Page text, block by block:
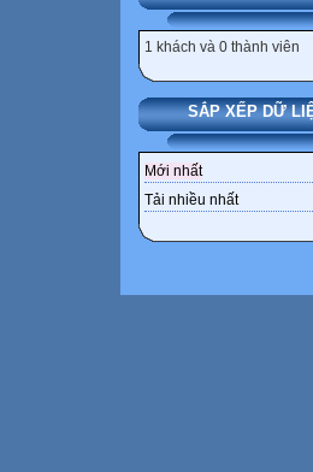
1 khách và 0 thành viên
SẮP XẾP DỮ
Mới nhất
Tải nhiều nhất